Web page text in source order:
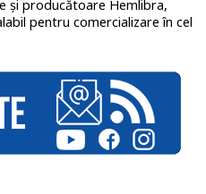
și producătoare Hemlibra,
pentru comercializare în cel